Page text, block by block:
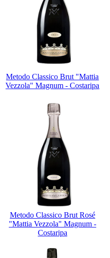
Metodo Classico Brut "Mattia
Vezzola" Magnum - Costaripa
Metodo Classico Brut Rosé
"Mattia Vezzola" Magnum -
Costaripa